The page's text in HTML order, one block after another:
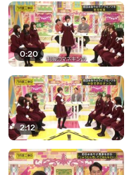
0:20
2:12